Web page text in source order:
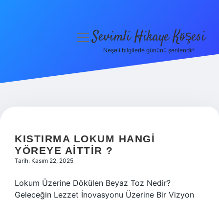
Hakkımızda
menüyüSevimli Hikaye Köşesi
Neşeli bilgilerle gününü şenlendir!
KISTIRMA LOKUM HANGI
YÖREYE AITTIR ?
Tarih: Kasım 22, 2025
Lokum Üzerine Dökülen Beyaz Toz Nedir?
Geleceğin Lezzet İnovasyonu Üzerine Bir Vizyon